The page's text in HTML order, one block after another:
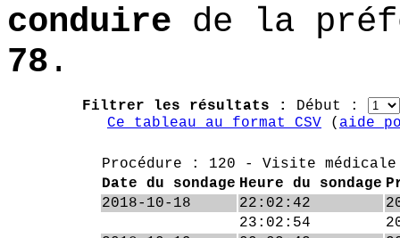
conduire de la
78 .
Filtrer les résultats : Début :
Ce tableau au format CSV ( aide
Procédure : 120 - Visite médicale
Date du sondage Heure du sondage
2018-10-18
22:02:42
23:02:54